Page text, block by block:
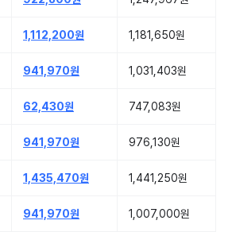
1,112,200원 1,181,650원
941,970원 1,031,403원
62,430원 747,083원
941,970원 976,130원
1,435,470원 1,441,250원
941,970원 1,007,000원